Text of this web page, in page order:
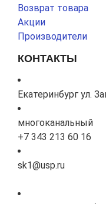
Возврат товара
Акции
Производители
КОНТАКТЫ
Екатеринбург ул.
многоканальный
+7 343 213 60 16
sk1@usp.ru